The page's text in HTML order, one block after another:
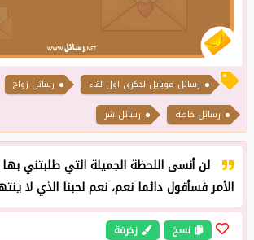
رسائل زواج
رسائل خاصة
رسائل شر
لن أنسى اللحظة الجميلة التي طلبتني بها
الأمر فسأقول دائما نعم، نعم لحبنا الذي لا
نسخ زخرفة